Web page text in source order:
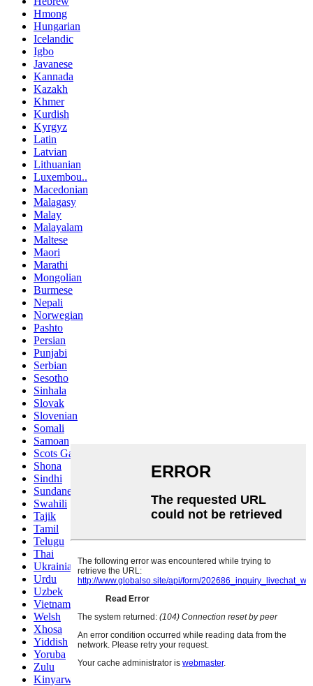
Hmong
Hungarian
Icelandic
Igbo
Javanese
Kannada
Kazakh
Khmer
Kurdish
Kyrgyz
Latin
Latvian
Lithuanian
Luxembou..
Macedonian
Malagasy
Malay
Malayalam
Maltese
Maori
Marathi
Mongolian
Burmese
Nepali
Norwegian
Pashto
Persian
Punjabi
Serbian
Sesotho
Sinhala
Slovak
Slovenian
Somali
Samoan
Scots Gaelic
Shona
Sindhi
Sundanese
Swahili
Tajik
Tamil
Telugu
Thai
Ukrainian
Urdu
Uzbek
Vietnamese
Welsh
Xhosa
Yiddish
Yoruba
Zulu
Kinyarwanda